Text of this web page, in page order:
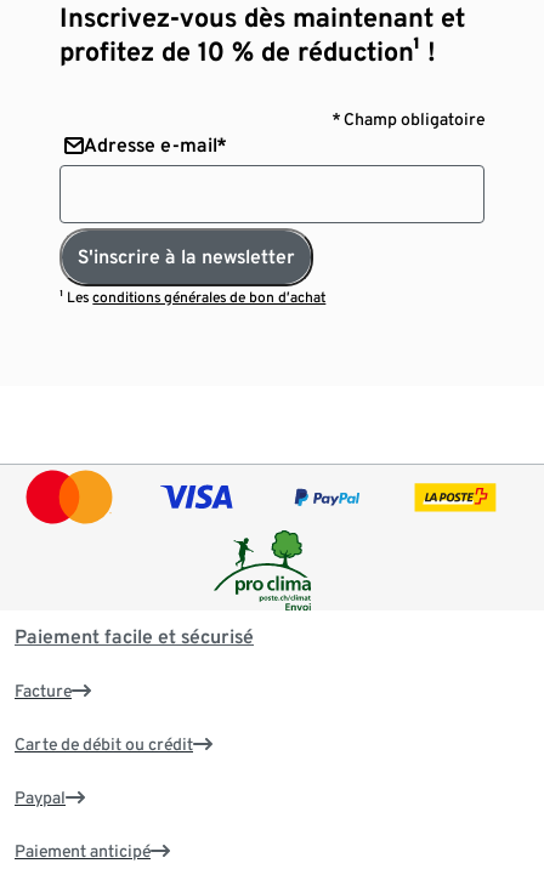
Inscrivez-vous dès maintenant et
profitez de 10 % de réduction¹ !
* Champ obligatoire
Adresse e-mail*
S'inscrire à la newsletter
¹ Lesconditions générales de bon d’achat
Paiement facile et sécurisé
Facture
Carte de débit ou crédit
Paypal
Paiement anticipé